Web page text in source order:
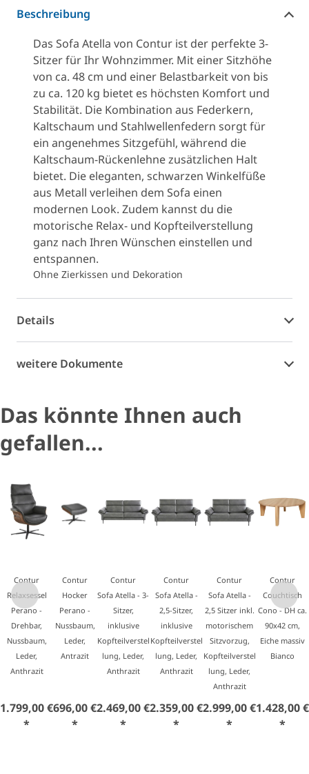
Beschreibung
Das Sofa Atella von Contur ist der perfekte 3-
Sitzer für Ihr Wohnzimmer. Mit einer Sitzhöhe
von ca. 48 cm und einer Belastbarkeit von bis
zu ca. 120 kg bietet es höchsten Komfort und
Stabilität. Die Kombination aus Federkern,
Kaltschaum und Stahlwellenfedern sorgt für
ein angenehmes Sitzgefühl, während die
Kaltschaum-Rückenlehne zusätzlichen Halt
bietet. Die eleganten, schwarzen Winkelfüße
aus Metall verleihen dem Sofa einen
modernen Look. Zudem kannst du die
motorische Relax- und Kopfteilverstellung
ganz nach Ihren Wünschen einstellen und
entspannen.
Ohne Zierkissen und Dekoration
Details
weitere Dokumente
Das könnte Ihnen auch
gefallen...
Contur
Relaxsessel
Perano -
Drehbar,
Nussbaum,
Leder,
Anthrazit
1.799,00 €
*
Contur
Hocker
Perano -
Nussbaum,
Leder,
Antrazit
696,00 €
*
Contur
Sofa Atella - 3-
Sitzer,
inklusive
Kopfteilverstel
lung, Leder,
Anthrazit
2.469,00 €
*
Contur
Sofa Atella -
2,5-Sitzer,
inklusive
Kopfteilverstel
lung, Leder,
Anthrazit
2.359,00 €
*
Contur
Sofa Atella -
2,5 Sitzer inkl.
motorischem
Sitzvorzug,
Kopfteilverstel
lung, Leder,
Anthrazit
2.999,00 €
*
Contur
Couchtisch
Cono - DH ca.
90x42 cm,
Eiche massiv
Bianco
1.428,00 €
*